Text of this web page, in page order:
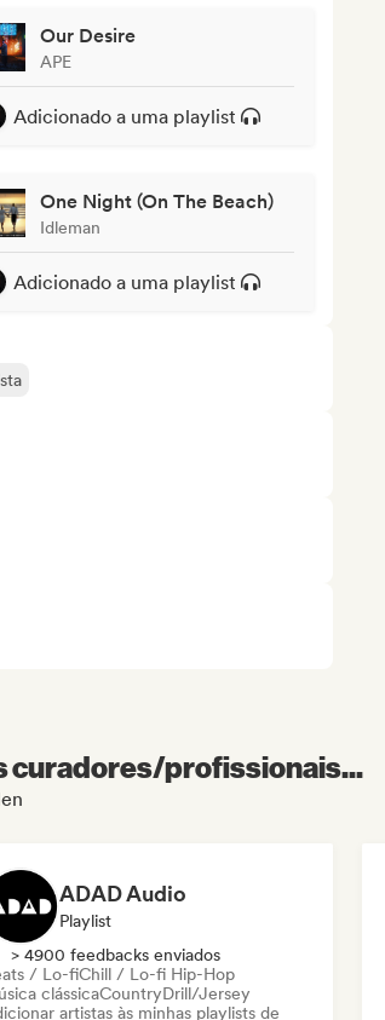
Our Desire
APE
Adicionado a uma playlist
One Night (On The Beach)
Idleman
Adicionado a uma playlist
curadores/profissionais...
ADAD Audio
Playlist
> 4900 feedbacks enviados
/ Lo-fiChill / Lo-fi Hip-Hop
clássicaCountryDrill/Jersey
artistas às minhas playlists de